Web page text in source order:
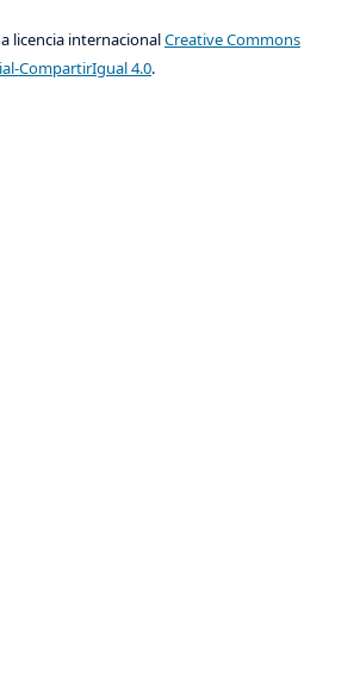
licencia internacionalCreative Commons
CompartirIgual 4.0.